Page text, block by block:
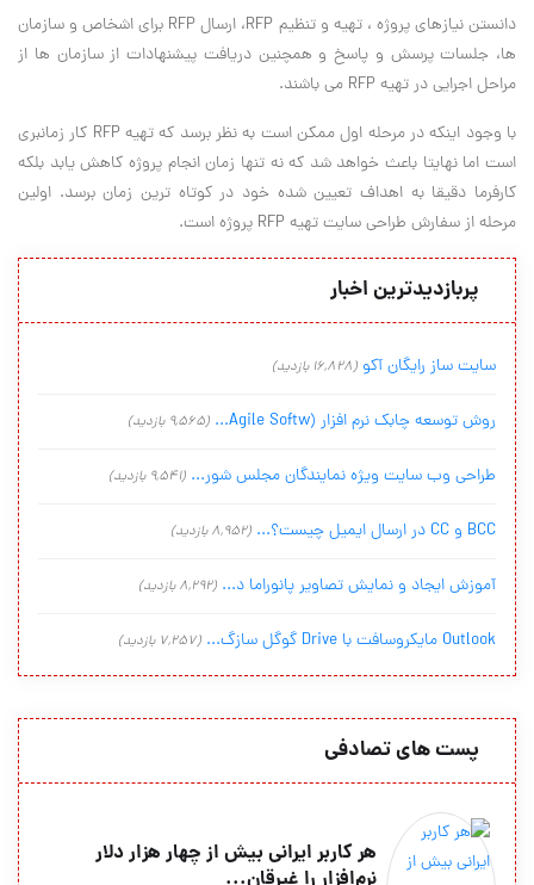
دانستن نیازهای پروژه ، تهیه و تنظیم RFP، ارسال RFP برای اشخاص و سازمان
ها، جلسات پرسش و پاسخ و همچنین دریافت پیشنهادات از سازمان ها از
مراحل اجرایی در تهیه RFP می باشند.
با وجود اینکه در مرحله اول ممکن است به نظر برسد که تهیه RFP کار زمانبری
است اما نهایتا باعث خواهد شد که نه تنها زمان انجام پروژه کاهش یابد بلکه
کارفرما دقیقا به اهداف تعیین شده خود در کوتاه ترین زمان برسد. اولین
مرحله از سفارش طراحی سایت تهیه RFP پروژه است.
پربازدیدترین اخبار
سایت ساز رایگان آکو (16,828 بازدید)
روش توسعه چابک نرم افزار (Agile Softw... (9,565 بازدید)
طراحی وب سایت ویژه نمایندگان مجلس شور... (9,541 بازدید)
BCC و CC در ارسال ایمیل چیست؟... (8,952 بازدید)
آموزش ایجاد و نمایش تصاویر پانوراما د... (8,292 بازدید)
Outlook مایکروسافت با Drive گوگل سازگ... (7,257 بازدید)
پست های تصادفی
هر کاربر ایرانی بیش از چهار هزار دلار